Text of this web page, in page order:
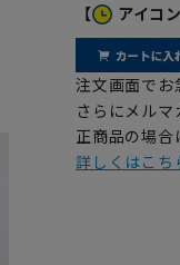
【 アイコ
注文画面でお
さらにメル
正商品の場合
詳しくはこち